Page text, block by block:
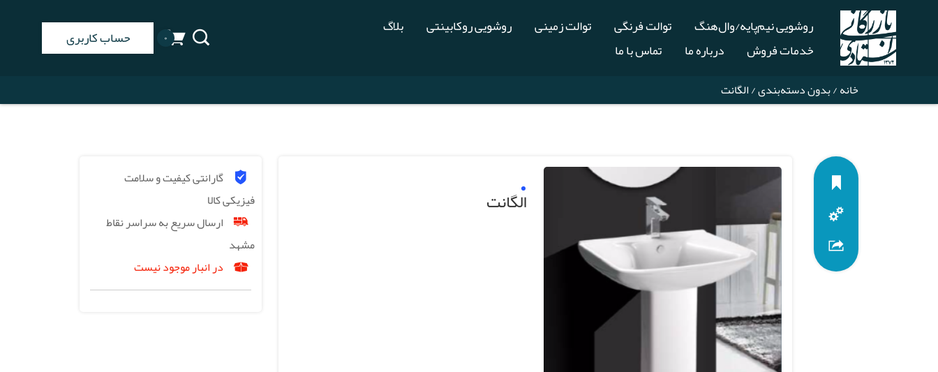
روشویی نیم‌پایه/وال‌هنگ توالت فرنگی توالت زمینی روشویی روکابینتی
بلاگ
خدمات فروش
درباره ما تماس با ما
۰ حساب کاربری
خانه/بدون دسته‌بندی/ الگانت
الگانت
گارانتی کیفیت و سلامت
فیزیکی کالا
ارسال سریع به سراسر نقاط
مشهد
در انبار موجود نیست